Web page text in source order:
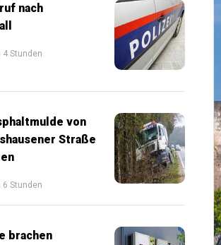
nach
4 Stunden
von
Straße
6 Stunden
brachen